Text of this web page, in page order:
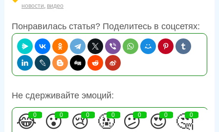
новости видео
Понравилась статья? Поделитесь в соцсетях:
Не сдерживайте эмоций:
😂
0 😮
0 😢
0 🤬
0 😕
0 😍
0 🤔
0